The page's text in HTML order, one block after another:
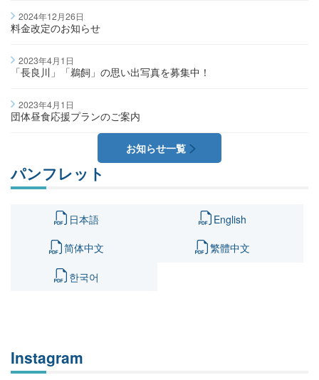
料金改定のお知らせ
2024年12月26日
「長良川」「鵜飼」の思い出写真を募集中！
2023年4月1日
団体昼食応援プランのご案内
2023年4月1日
お知らせ一覧
パンフレット
日本語 English
简体中文 繁體中文
한국어
Instagram